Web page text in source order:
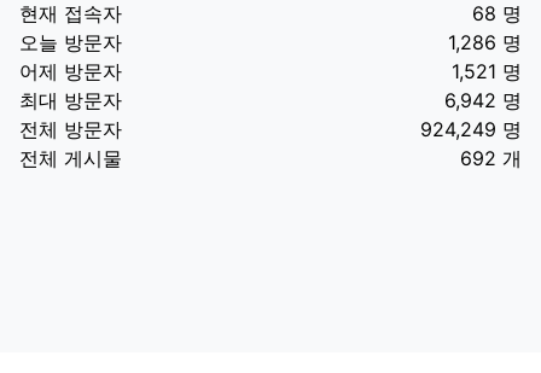
현재 접속자
68 명
오늘 방문자
1,286 명
어제 방문자
1,521 명
최대 방문자
6,942 명
전체 방문자
924,249 명
전체 게시물
692 개